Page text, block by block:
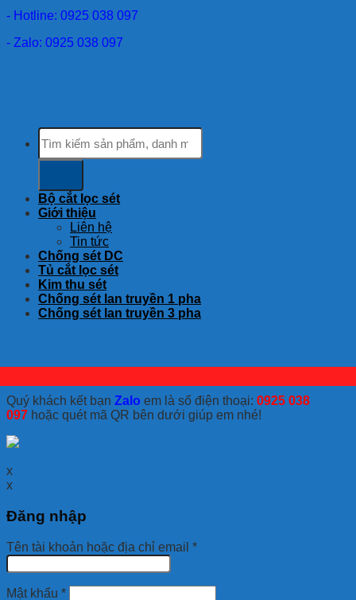
- Hotline: 0925 038 097
- Zalo: 0925 038 097
Tìm
kiếm:
Bộ cắt lọc sét
Giới thiệu
Liên hệ
Tin tức
Chống sét DC
Tủ cắt lọc sét
Kim thu sét
Chống sét lan truyền 1 pha
Chống sét lan truyền 3 pha
Quý khách kết bạn Zalo em là số điện thoại: 0925 038
097 hoặc quét mã QR bên dưới giúp em nhé!
x
x
Đăng nhập
Tên tài khoản hoặc địa chỉ email *
Mật khẩu *